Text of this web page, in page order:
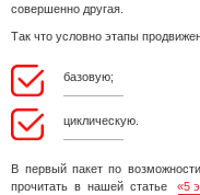
совершенно другая.
Так что условно этапы
базовую;
циклическую.
В первый пакет по
прочитать в нашей статье
«5